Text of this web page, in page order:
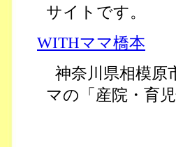
サイトです。
WITHママ橋本
神奈川県相模原
マの「産院・育